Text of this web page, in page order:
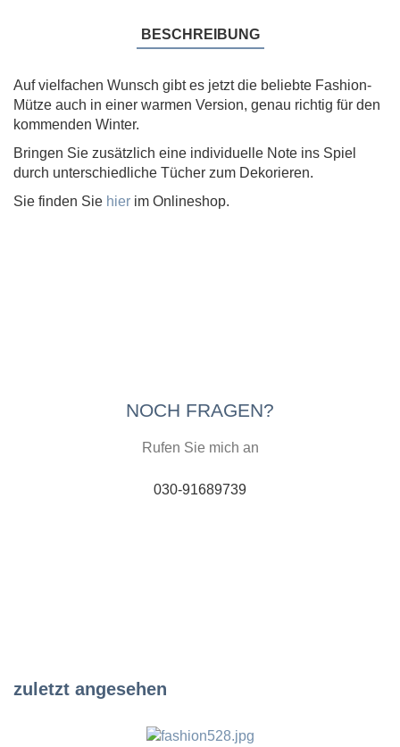
BESCHREIBUNG
Auf vielfachen Wunsch gibt es jetzt die beliebte Fashion-
Mütze auch in einer warmen Version, genau richtig für den
kommenden Winter.
Bringen Sie zusätzlich eine individuelle Note ins Spiel
durch unterschiedliche Tücher zum Dekorieren.
Sie finden Sie hier im Onlineshop.
NOCH FRAGEN?
Rufen Sie mich an
030-91689739
zuletzt angesehen